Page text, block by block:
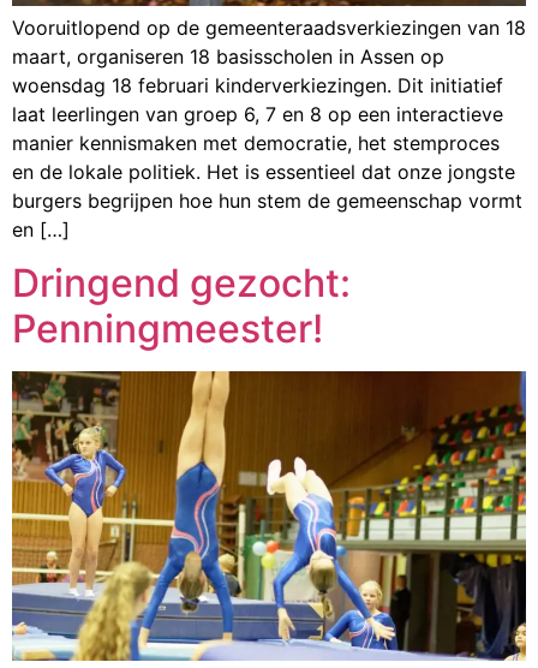
Vooruitlopend op de gemeenteraadsverkiezingen van 18
maart, organiseren 18 basisscholen in Assen op
woensdag 18 februari kinderverkiezingen. Dit initiatief
laat leerlingen van groep 6, 7 en 8 op een interactieve
manier kennismaken met democratie, het stemproces
en de lokale politiek. Het is essentieel dat onze jongste
burgers begrijpen hoe hun stem de gemeenschap vormt
en […]
Dringend gezocht:
Penningmeester!